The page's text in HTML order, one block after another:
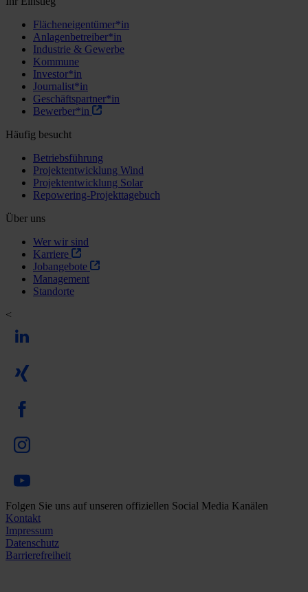
Flächeneigentümer*in
Anlagenbetreiber*in
Industrie & Gewerbe
Kommune
Investor*in
Journalist*in
Geschäftspartner*in
Bewerber*in
Häufig besucht
Betriebsführung
Projektentwicklung Wind
Projektentwicklung Solar
Repowering-Projekttagebuch
Über uns
Wer wir sind
Karriere
Jobangebote
Management
Standorte
<
Folgen Sie uns auf unseren offiziellen Social Media Kanälen
Kontakt
Impressum
Datenschutz
Barrierefreiheit